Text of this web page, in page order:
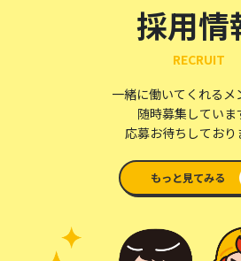
採用情
RECRUIT
一緒に働いてくれるメ
随時募集していま
応募お待ちしており
もっと見てみる